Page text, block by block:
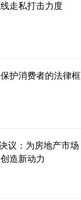
走私打击力度
护消费者的法律框
议：为房地产市场
造新动力